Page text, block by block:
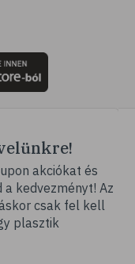
akciókat és
kedvezményt! Az
csak fel kell
plasztik